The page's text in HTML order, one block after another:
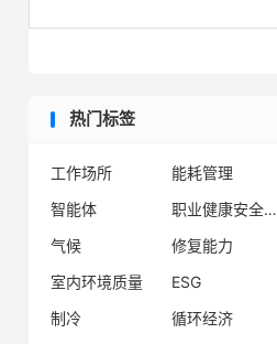
热门标签
工作场所 能耗管理
智能体
职业健康安全管理
气候
修复能力
室内环境质量
ESG
制冷
循环经济